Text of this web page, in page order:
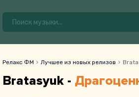
Релакс ФМ Лучшее из новых релизов
Bratasyuk -